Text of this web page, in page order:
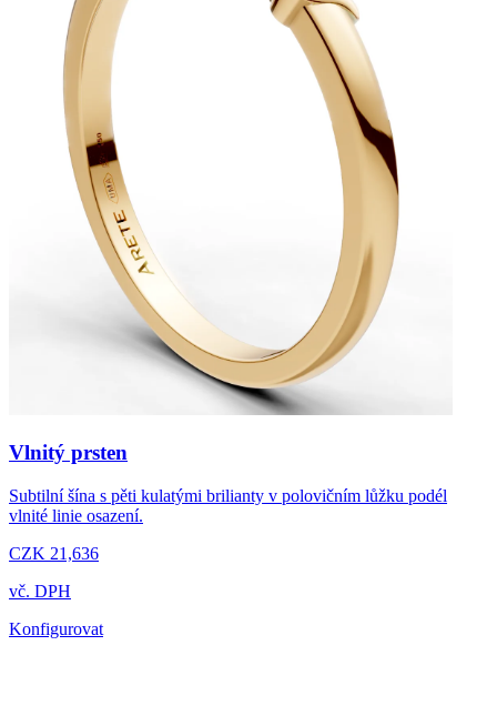
Vlnitý prsten
Subtilní šína s pěti kulatými brilianty v polovičním lůžku podél
vlnité linie osazení.
CZK 21,636
vč. DPH
Konfigurovat